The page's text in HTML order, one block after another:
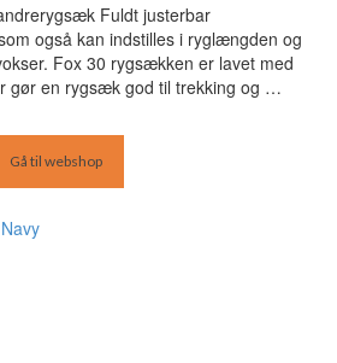
Fuldt justerbar
også kan indstilles i ryglængden og
Fox 30 rygsækken er lavet med
gør en rygsæk god til trekking og …
kr..
Gå til webshop